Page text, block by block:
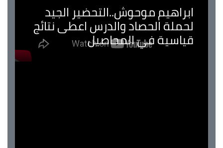
ابراهيم موحوش..التحضير الجيد
لحملة الحصاد والدرس اعطى نتائج
قياسية في المحاصيل